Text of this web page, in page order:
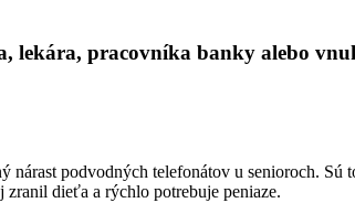
lekára, pracovníka banky alebo
podvodných telefonátov u senioroch.
dieťa a rýchlo potrebuje peniaze.